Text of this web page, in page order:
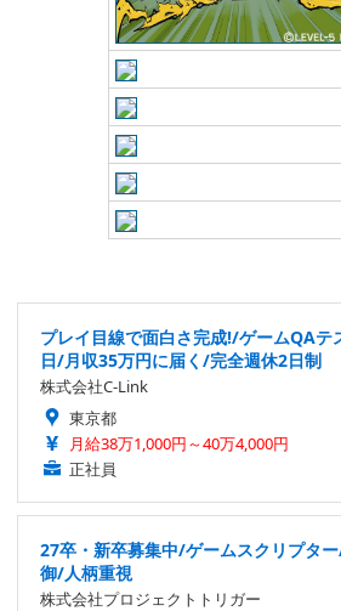
プレイ目線で面白さ完成!/ゲームQA
日/月収35万円に届く/完全週休2日制
株式会社C-Link
東京都
月給38万1,000円～40万4,000円
正社員
27卒・新卒募集中/ゲームスクリプタ
御/人柄重視
株式会社プロジェクトトリガー